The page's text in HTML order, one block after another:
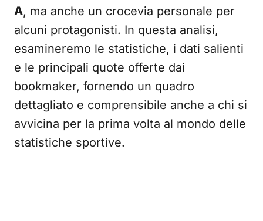
A, ma anche un crocevia personale per
alcuni protagonisti. In questa analisi,
esamineremo le statistiche, i dati salienti
e le principali quote offerte dai
bookmaker, fornendo un quadro
dettagliato e comprensibile anche a chi si
avvicina per la prima volta al mondo delle
statistiche sportive.